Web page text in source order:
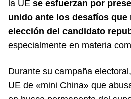
la UE se esfuerzan por
unido ante los desafíos que
elección del candidato
especialmente en materia
Durante su campaña
UE de «mini China» que